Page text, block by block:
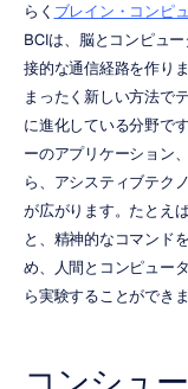
らく ブレイン・コンピ
BCIは、脳とコンピュ
接的な通信経路を作り
まったく新しい方法で
に進化している分野で
ーのアプリケーション
ら、アシスティブテク
が広がります。たとえ
と、精神的なコマンド
め、人間とコンピュー
ら実験することができま